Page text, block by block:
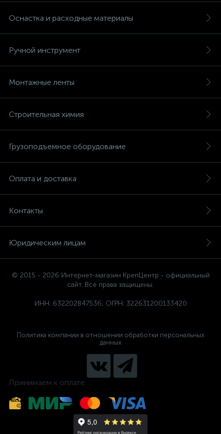
Оснастка и расходные материалы
Ручной инструмент
Монтажные ленты
Строительная химия
Грузоподъемное оборудование
Оплата и доставка
Контакты
Юридическим лицам
© 2015 - 2026 Интернет-магазин КрепЦентр - официальный
сайт. Все права защищены.
ИНН: 632202847536, ОГРН: 322631200133420
Политика компании в отношении обработки персональных
данных
Принимаем к оплате: